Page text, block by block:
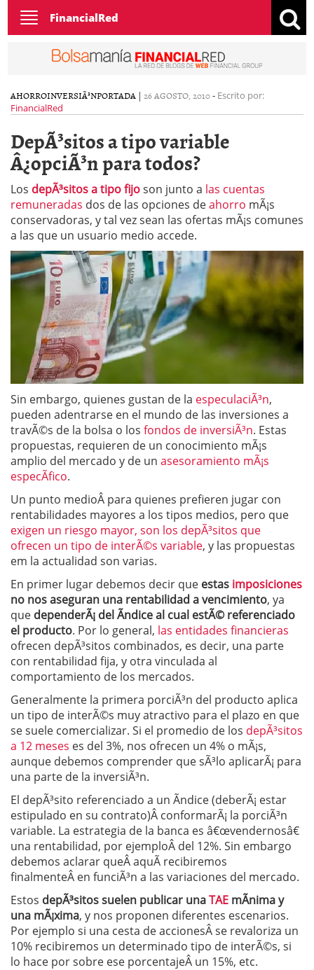
Toggle
navigation
FinancialRed
AHORROINVERSIÃ³NPORTADA | 26 AGOSTO, 2010- Escrito por:
FinancialRed
DepÃ³sitos a tipo variable
Â¿opciÃ³n para todos?
Los depÃ³sitos a tipo fijoson junto a las cuentas
remuneradas dos de las opciones deahorro mÃ¡s
conservadoras, y tal vez sean las ofertas mÃ¡s comunes
a las que un usuario medio accede.
Sin embargo, quienes gustan de la especulaciÃ³n,
pueden adentrarse en el mundo de las inversiones a
travÃ©s de la bolsa o los fondos de inversiÃ³n. Estas
propuestas, requieren de un conocimiento mÃ¡s
amplio del mercado y de un asesoramiento mÃ¡s
especÃ­fico.
Un punto medioÂ para quienes prefieren jugar con
rentabilidades mayores a los tipos medios, pero que
exigen un riesgo mayor, son los depÃ³sitos que
ofrecen un tipo de interÃ©s variable, y las propuestas
em la actualidad son varias.
En primer lugar debemos decir que estas imposiciones
no nos aseguran una rentabilidad a vencimiento, ya
que dependerÃ¡ del Ã­ndice al cual estÃ© referenciado
el producto. Por lo general, las entidades financieras
ofrecen depÃ³sitos combinados, es decir, una parte
con rentabilidad fija, y otra vinculada al
comportamiento de los mercados.
Generalmente la primera porciÃ³n del producto aplica
un tipo de interÃ©s muy atractivo para el plazo en que
se suele comercializar. Si el promedio de los depÃ³sitos
a 12 meses es del 3%, nos ofrecen un 4% o mÃ¡s,
aunque debemos comprender que sÃ³lo aplicarÃ¡ para
una parte de la inversiÃ³n.
El depÃ³sito referenciado a un Ã­ndice (deberÃ¡ estar
estipulado en su contrato)Â conformarÃ¡ la porciÃ³n
variable. La estrategia de la banca es â€œvendernosâ€
una rentabilidad, por ejemploÂ del 12%. Sin embargo
debemos aclarar queÂ aquÃ­ recibiremos
finalmenteÂ en funciÃ³n a las variaciones del mercado.
Estos depÃ³sitos suelen publicar unaTAE mÃ­nima y
una mÃ¡xima, y nos proponen diferentes escenarios.
Por ejemplo si una cesta de accionesÂ se revaloriza un
10% recibiremos un determinado tipo de interÃ©s, si
lo hace por sobre ese porcentajeÂ un 15%, etc.